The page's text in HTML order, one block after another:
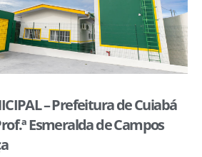
– Prefeitura de Cuiabá
Esmeralda de Campos